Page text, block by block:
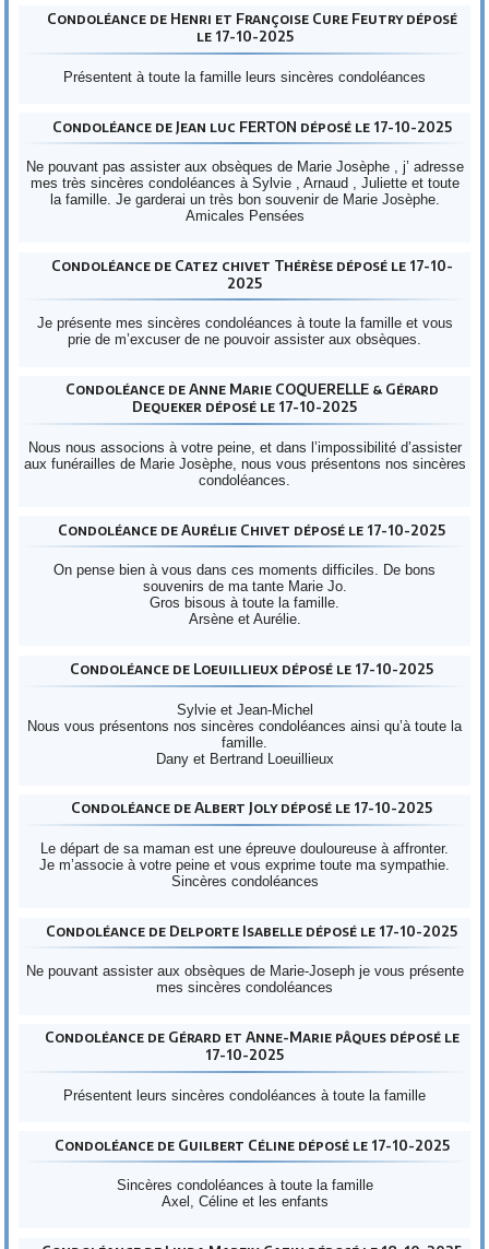
Condoléance de Henri et Françoise Cure Feutry déposé
le 17-10-2025
Présentent à toute la famille leurs sincères condoléances
Condoléance de Jean luc FERTON déposé le 17-10-2025
Ne pouvant pas assister aux obsèques de Marie Josèphe , j’ adresse
mes très sincères condoléances à Sylvie , Arnaud , Juliette et toute
la famille. Je garderai un très bon souvenir de Marie Josèphe.
Amicales Pensées
Condoléance de Catez chivet Thérèse déposé le 17-10-
2025
Je présente mes sincères condoléances à toute la famille et vous
prie de m’excuser de ne pouvoir assister aux obsèques.
Condoléance de Anne Marie COQUERELLE & Gérard
Dequeker déposé le 17-10-2025
Nous nous associons à votre peine, et dans l’impossibilité d’assister
aux funérailles de Marie Josèphe, nous vous présentons nos sincères
condoléances.
Condoléance de Aurélie Chivet déposé le 17-10-2025
On pense bien à vous dans ces moments difficiles. De bons
souvenirs de ma tante Marie Jo.
Gros bisous à toute la famille.
Arsène et Aurélie.
Condoléance de Loeuillieux déposé le 17-10-2025
Sylvie et Jean-Michel
Nous vous présentons nos sincères condoléances ainsi qu’à toute la
famille.
Dany et Bertrand Loeuillieux
Condoléance de Albert Joly déposé le 17-10-2025
Le départ de sa maman est une épreuve douloureuse à affronter.
Je m’associe à votre peine et vous exprime toute ma sympathie.
Sincères condoléances
Condoléance de Delporte Isabelle déposé le 17-10-2025
Ne pouvant assister aux obsèques de Marie-Joseph je vous présente
mes sincères condoléances
Condoléance de Gérard et Anne-Marie pâques déposé le
17-10-2025
Présentent leurs sincères condoléances à toute la famille
Condoléance de Guilbert Céline déposé le 17-10-2025
Sincères condoléances à toute la famille
Axel, Céline et les enfants